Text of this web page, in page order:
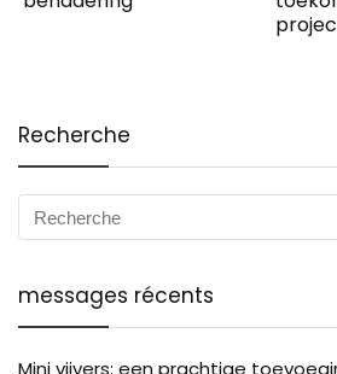
Recherche
messages récents
Mini vijvers: een prachtige